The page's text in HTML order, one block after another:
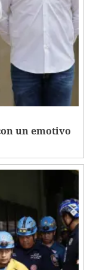
un emotivo